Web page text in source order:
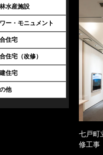
水産施設
ー・モニュメント
住宅
住宅（改修）
住宅
他
七戸町
修工事